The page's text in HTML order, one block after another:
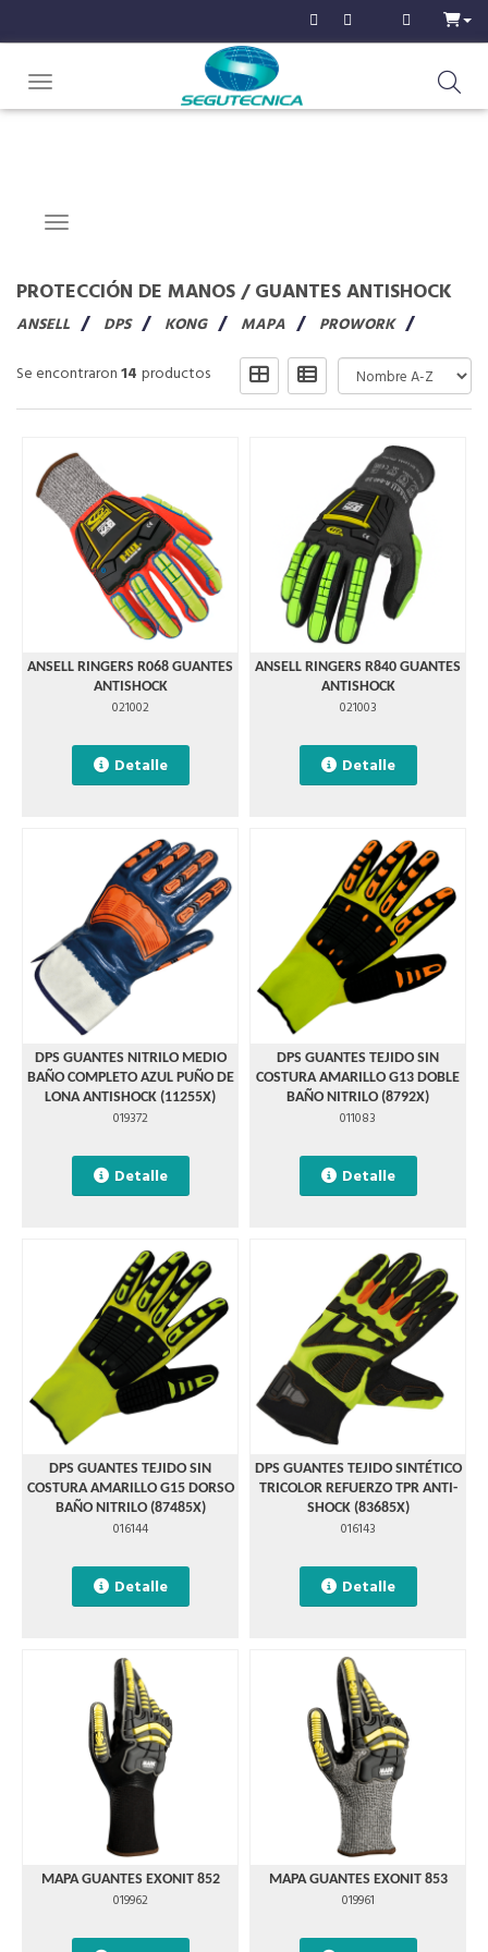
Toggle navigation
Navigation ein-/ausblenden
PROTECCIÓN DE MANOS/GUANTES ANTISHOCK
ANSELL DPS KONG MAPA
PROWORK
Se encontraron14 productos
ANSELL RINGERS R068 GUANTES
ANTISHOCK
021002
Detalle
ANSELL RINGERS R840 GUANTES
ANTISHOCK
021003
Detalle
DPS GUANTES NITRILO MEDIO
BAÑO COMPLETO AZUL PUÑO DE
LONA ANTISHOCK (11255X)
019372
Detalle
DPS GUANTES TEJIDO SIN
COSTURA AMARILLO G13 DOBLE
BAÑO NITRILO (8792X)
011083
Detalle
DPS GUANTES TEJIDO SIN
COSTURA AMARILLO G15 DORSO
BAÑO NITRILO (87485X)
016144
Detalle
DPS GUANTES TEJIDO SINTÉTICO
TRICOLOR REFUERZO TPR ANTI-
SHOCK (83685X)
016143
Detalle
MAPA GUANTES EXONIT 852
019962
MAPA GUANTES EXONIT 853
019961